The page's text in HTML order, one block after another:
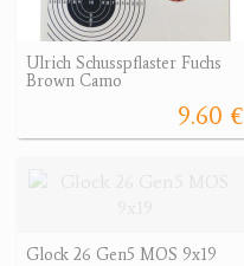
Ulrich Schusspflaster Fuchs
Brown Camo
9.60 €
Glock 26 Gen5 MOS 9x19